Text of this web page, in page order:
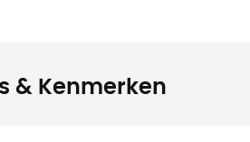
& Kenmerken